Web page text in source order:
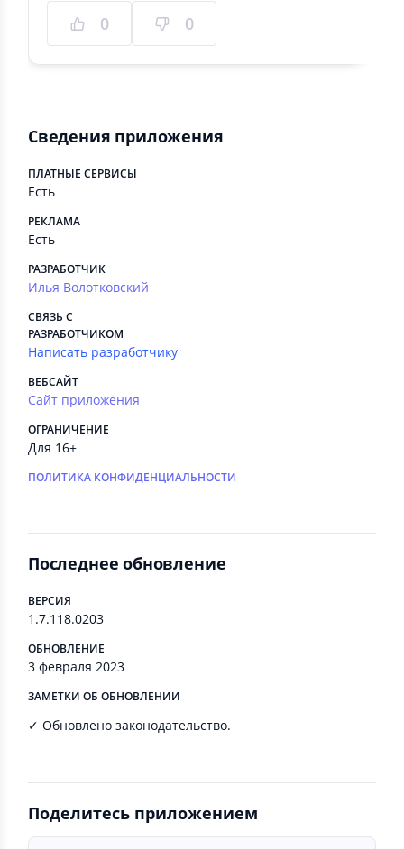
0 0
Сведения приложения
ПЛАТНЫЕ СЕРВИСЫ
Есть
РЕКЛАМА
Есть
РАЗРАБОТЧИК
Илья Волотковский
СВЯЗЬ С
РАЗРАБОТЧИКОМ
Написать разработчику
ВЕБСАЙТ
Сайт приложения
ОГРАНИЧЕНИЕ
Для 16+
ПОЛИТИКА КОНФИДЕНЦИАЛЬНОСТИ
Последнее обновление
ВЕРСИЯ
1.7.118.0203
ОБНОВЛЕНИЕ
3 февраля 2023
ЗАМЕТКИ ОБ ОБНОВЛЕНИИ
✓ Обновлено законодательство.
Поделитесь приложением